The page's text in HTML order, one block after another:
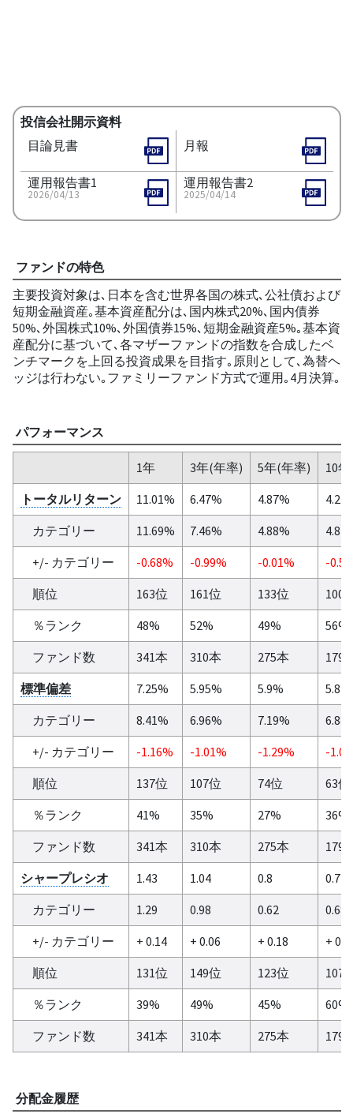
投信会社開示資料
目論見書
月報
運用報告書1
2026/04/13
運用報告書2
2025/04/14
ファンドの特色
主要投資対象は､日本を含む世界各国の株式､公社債および
短期金融資産｡基本資産配分は､国内株式20%､国内債券
50%､外国株式10%､外国債券15%､短期金融資産5%｡基本資
産配分に基づいて､各マザーファンドの指数を合成したベ
ンチマークを上回る投資成果を目指す｡原則として､為替ヘ
ッジは行わない｡ファミリーファンド方式で運用｡4月決算｡
パフォーマンス
1年 3年(年率) 5年(年率)
10
トータルリターン
11.01% 6.47% 4.87%
カテゴリー
11.69% 7.46% 4.88%
+/- カテゴリー
-0.68% -0.99% -0.01%
-
順位
163位 161位 133位
100
％ランク
48% 52% 49%
56%
ファンド数
341本 310本 275本
179
標準偏差
7.25% 5.95% 5.9%
カテゴリー
8.41% 6.96% 7.19%
+/- カテゴリー
-1.16% -1.01% -1.29%
-
順位
137位 107位 74位
63位
％ランク
41% 35% 27%
36%
ファンド数
341本 310本 275本
179
シャープレシオ
1.43 1.04 0.8
0.72
カテゴリー
1.29 0.98 0.62
0.68
+/- カテゴリー
+ 0.14 + 0.06 + 0.18
+
順位
131位 149位 123位
107
％ランク
39% 49% 45%
60%
ファンド数
341本 310本 275本 179
分配金履歴